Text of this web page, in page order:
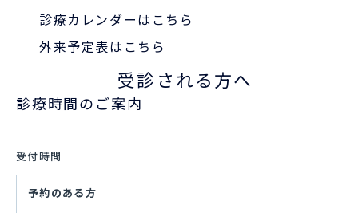
診療カレンダーはこちら
外来予定表はこちら
受診される方へ
診療時間のご案内
受付時間
予約のある方